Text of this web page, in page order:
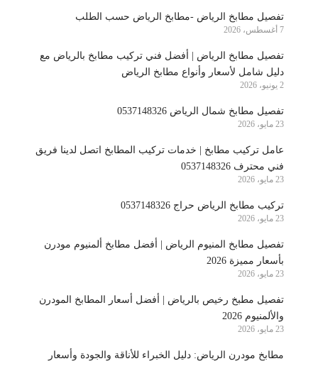
تفصيل مطابخ الرياض -مطابخ الرياض حسب الطلب
7 أغسطس، 2026
تفصيل مطابخ الرياض | أفضل فني تركيب مطابخ بالرياض مع
دليل شامل لأسعار وأنواع مطابخ الرياض
2 يونيو، 2026
تفصيل مطابخ شمال الرياض 0537148326
23 مايو، 2026
عامل تركيب مطابخ | خدمات تركيب المطابخ اتصل لدينا فريق
فني محترف 0537148326
23 مايو، 2026
تركيب مطابخ الرياض حراج 0537148326
23 مايو، 2026
تفصيل مطابخ المنيوم الرياض | أفضل مطابخ ألمنيوم مودرن
بأسعار مميزة 2026
23 مايو، 2026
تفصيل مطبخ رخيص بالرياض | أفضل أسعار المطابخ المودرن
والألمنيوم 2026
23 مايو، 2026
مطابخ مودرن الرياض: دليل الخبراء للأناقة والجودة وأسعار